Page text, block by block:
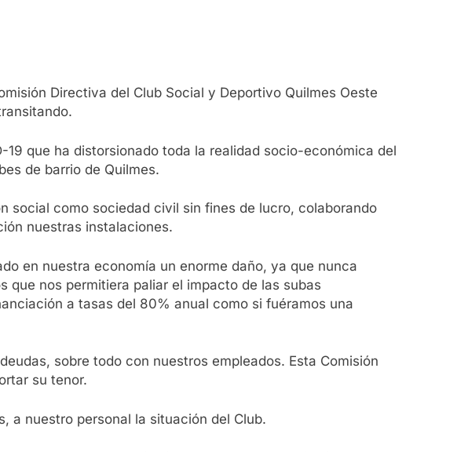
Directiva del Club Social y Deportivo Quilmes Oeste
que ha distorsionado toda la realidad socio-económica del
de barrio de Quilmes.
social como sociedad civil sin fines de lucro, colaborando
nuestras instalaciones.
en nuestra economía un enorme daño, ya que nunca
nos permitiera paliar el impacto de las subas
a tasas del 80% anual como si fuéramos una
sobre todo con nuestros empleados. Esta Comisión
su tenor.
a nuestro personal la situación del Club.